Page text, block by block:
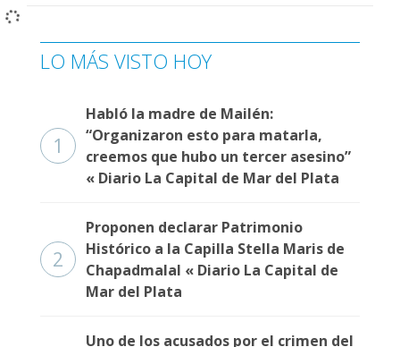
LO MÁS VISTO HOY
1
Habló la madre de Mailén:
“Organizaron esto para matarla,
creemos que hubo un tercer asesino”
« Diario La Capital de Mar del Plata
2
Proponen declarar Patrimonio
Histórico a la Capilla Stella Maris de
Chapadmalal « Diario La Capital de
Mar del Plata
Uno de los acusados por el crimen del